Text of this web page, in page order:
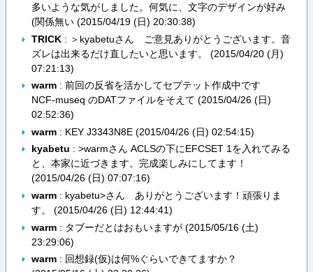
多いような気がしました。何気に、文字のデザインが好み
(関係無い (2015/04/19 (日) 20:30:38)
TRICK: ＞kyabetuさん ご意見ありがとうございます。音
ズレは出来るだけ直したいと思います。 (2015/04/20 (月)
07:21:13)
warm: 前回の反省を活かしてセプテット作成中です
NCF-museq のDATファイルをそえて (2015/04/26 (日)
02:52:36)
warm: KEY J3343N8E (2015/04/26 (日) 02:54:15)
kyabetu : >warmさん ACLSの下にEFCSET 1を入れてみる
と、本家に近づきます。完成楽しみにしてます！
(2015/04/26 (日) 07:07:16)
warm: kyabetu>さん ありがとうございます！頑張りま
す。 (2015/04/26 (日) 12:44:41)
warm: タブーだとはおもいますが (2015/05/16 (土)
23:29:06)
warm: 回想録(仮)は何%ぐらいできてますか？